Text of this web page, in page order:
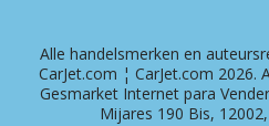
Alle handelsmerken en
CarJet.com ¦ CarJet.com 2026.
Gesmarket Internet para
Mijares 190 Bis,